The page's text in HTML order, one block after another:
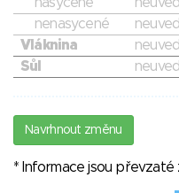
nasycené
nenasycené
Vláknina
Sůl
Navrhnout změnu
* Informace jsou